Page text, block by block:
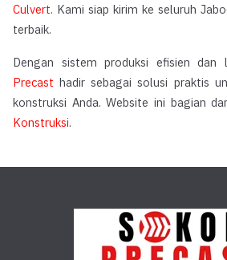
Culvert. Kami siap kirim ke seluruh
terbaik.
Dengan sistem produksi efisien dan
Precast hadir sebagai solusi praktis
konstruksi Anda. Website ini bagian
Konstruksi.